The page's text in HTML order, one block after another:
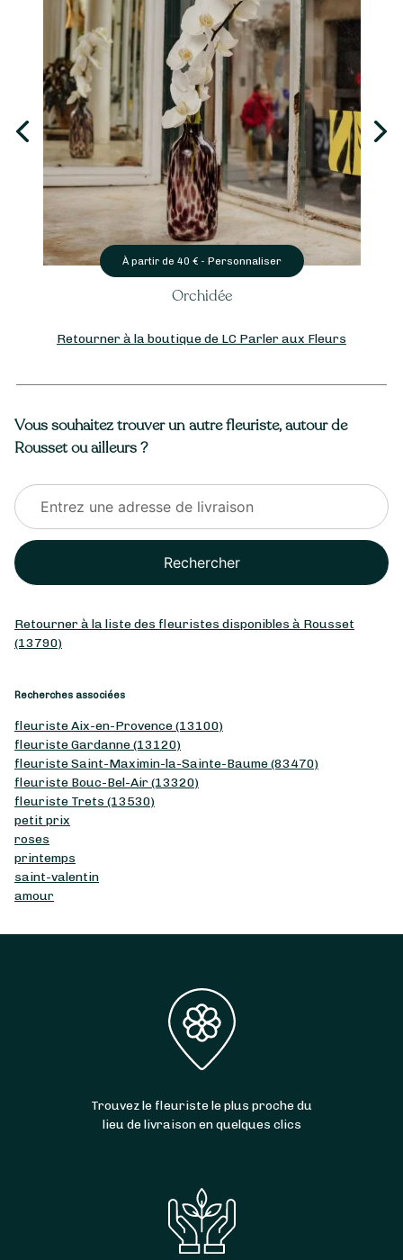
À partir de 40 € - Personnaliser
Orchidée
Retourner à la boutique de LC Parler aux Fleurs
Vous souhaitez trouver un autre fleuriste, autour de
Rousset ou ailleurs ?
Rechercher
Retourner à la liste des fleuristes disponibles à Rousset
(13790)
Recherches associées
fleuriste Aix-en-Provence (13100)
fleuriste Gardanne (13120)
fleuriste Saint-Maximin-la-Sainte-Baume (83470)
fleuriste Bouc-Bel-Air (13320)
fleuriste Trets (13530)
petit prix
roses
printemps
saint-valentin
amour
Trouvez le fleuriste le plus proche du
lieu de livraison en quelques clics